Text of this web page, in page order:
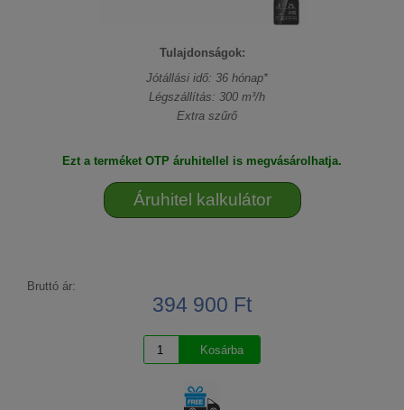
Tulajdonságok:
Jótállási idő: 36 hónap*
Légszállítás: 300 m³/h
Extra szűrő
Ezt a terméket OTP áruhitellel is megvásárolhatja.
Áruhitel kalkulátor
Bruttó ár:
394 900 Ft